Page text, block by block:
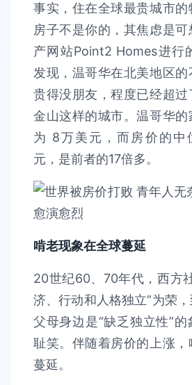
事实，住在全球最贵城市
房子不是你的，其焦虑是
产网站Point2 Homes进行
发现，温哥华在北美地区的
贵得没朋友，程度已经超过
金山这样的城市。温哥华的
为 8万美元，而房价的中
元，是前者的17倍多。
啃老现象在全球蔓延
20世纪60、70年代，西方
济、行动和人格独立”为荣
父母身边是“缺乏独立性”
耻笑。伴随着房价的上涨
蔓延。